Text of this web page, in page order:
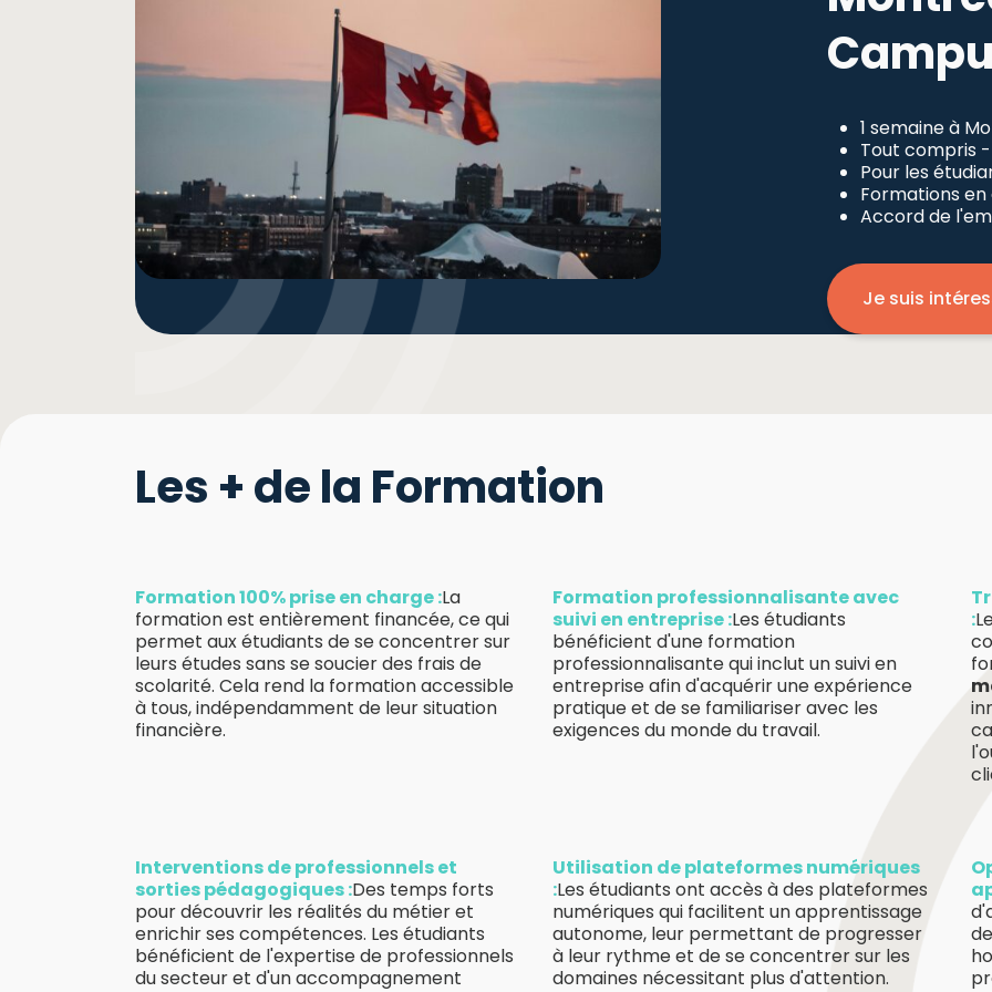
1 semaine à
Tout compris
Pour les
Formations
Accord de
Je suis
Les + de la Formation
Formation 100% prise en charge :La
formation est entièrement financée, ce qui
permet aux étudiants de se concentrer sur
leurs études sans se soucier des frais de
scolarité. Cela rend la formation accessible
à tous, indépendamment de leur situation
financière.
Formation professionnalisante avec
suivi en entreprise :Les étudiants
bénéficient d'une formation
professionnalisante qui inclut un suivi en
entreprise afin d'acquérir une expérience
pratique et de se familiariser avec les
exigences du monde du travail.
:
Interventions de professionnels et
sorties pédagogiques :Des temps forts
pour découvrir les réalités du métier et
enrichir ses compétences. Les étudiants
bénéficient de l'expertise de professionnels
du secteur et d'un accompagnement
Utilisation de plateformes numériques
:Les étudiants ont accès à des plateformes
numériques qui facilitent un apprentissage
autonome, leur permettant de progresser
à leur rythme et de se concentrer sur les
domaines nécessitant plus d'attention.